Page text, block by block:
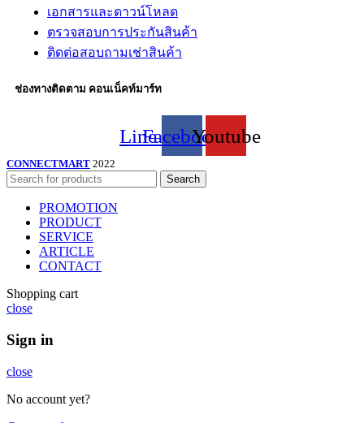
เอกสารและดาวน์โหลด
ตรวจสอบการประกันสินค้า
ติดต่อสอบถามเช่าสินค้า
ช่องทางติดตาม คอนเน็คท์มาร์ท
LineFacebookYoutube
CONNECTMART 2022
Search
PROMOTION
PRODUCT
SERVICE
ARTICLE
CONTACT
Shopping cart
close
Sign in
close
No account yet?